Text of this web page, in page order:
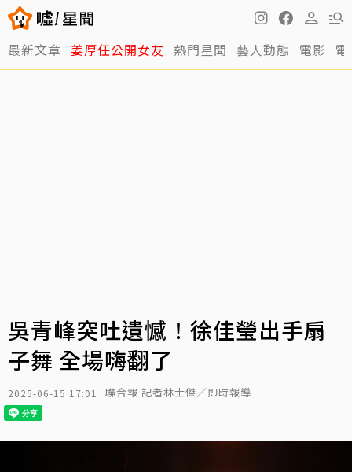
最新文章 姜厚任公開女友 熱門星聞 藝人動態 電影
吳青峰突吐遺憾！徐佳瑩出手扇
子舞 全場嗨翻了
2025-06-15 17:01 聯合報 記者林士傑／即時報導